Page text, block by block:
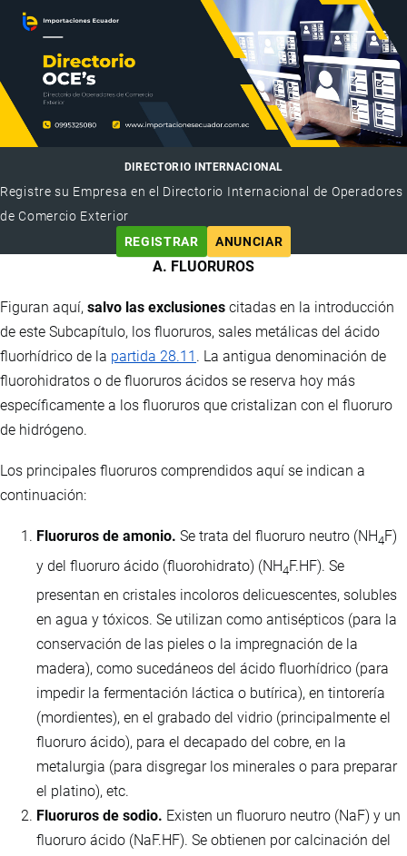
DIRECTORIO INTERNACIONAL
Registre su Empresa en el Directorio Internacional de Operadores
de Comercio Exterior
REGISTRAR
ANUNCIAR
A. FLUORUROS
Figuran aquí, salvo las exclusiones citadas en la introducción
de este Subcapítulo, los fluoruros, sales metálicas del ácido
fluorhídrico de la partida 28.11 . La antigua denominación de
fluorohidratos o de fluoruros ácidos se reserva hoy más
específicamente a los fluoruros que cristalizan con el fluoruro
de hidrógeno.
Los principales fluoruros comprendidos aquí se indican a
continuación:
Fluoruros de amonio. Se trata del fluoruro neutro (NH4F)
y del fluoruro ácido (fluorohidrato) (NH4F.HF). Se
presentan en cristales incoloros delicuescentes, solubles
en agua y tóxicos. Se utilizan como antisépticos (para la
conservación de las pieles o la impregnación de la
madera), como sucedáneos del ácido fluorhídrico (para
impedir la fermentación láctica o butírica), en tintorería
(mordientes), en el grabado del vidrio (principalmente el
fluoruro ácido), para el decapado del cobre, en la
metalurgia (para disgregar los minerales o para preparar
el platino), etc.
Fluoruros de sodio. Existen un fluoruro neutro (NaF) y un
fluoruro ácido (NaF.HF). Se obtienen por calcinación del